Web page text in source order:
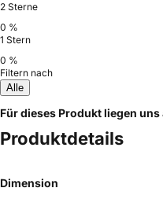
2 Sterne
0 %
1 Stern
0 %
Filtern nach
Alle
Für dieses Produkt liegen
Produktdetails
Dimension